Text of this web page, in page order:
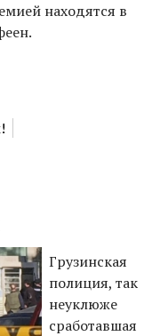
находятся в
Грузинская
полиция, так
неуклюже
сработавшая